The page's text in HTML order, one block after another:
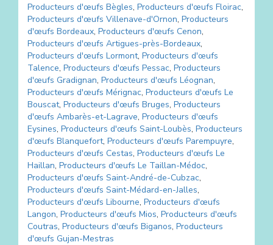
Producteurs d'œufs Bègles, Producteurs d'œufs Floirac,
Producteurs d'œufs Villenave-d'Ornon, Producteurs
d'œufs Bordeaux, Producteurs d'œufs Cenon,
Producteurs d'œufs Artigues-près-Bordeaux,
Producteurs d'œufs Lormont, Producteurs d'œufs
Talence, Producteurs d'œufs Pessac, Producteurs
d'œufs Gradignan, Producteurs d'œufs Léognan,
Producteurs d'œufs Mérignac, Producteurs d'œufs Le
Bouscat, Producteurs d'œufs Bruges, Producteurs
d'œufs Ambarès-et-Lagrave, Producteurs d'œufs
Eysines, Producteurs d'œufs Saint-Loubès, Producteurs
d'œufs Blanquefort, Producteurs d'œufs Parempuyre,
Producteurs d'œufs Cestas, Producteurs d'œufs Le
Haillan, Producteurs d'œufs Le Taillan-Médoc,
Producteurs d'œufs Saint-André-de-Cubzac,
Producteurs d'œufs Saint-Médard-en-Jalles,
Producteurs d'œufs Libourne, Producteurs d'œufs
Langon, Producteurs d'œufs Mios, Producteurs d'œufs
Coutras, Producteurs d'œufs Biganos, Producteurs
d'œufs Gujan-Mestras